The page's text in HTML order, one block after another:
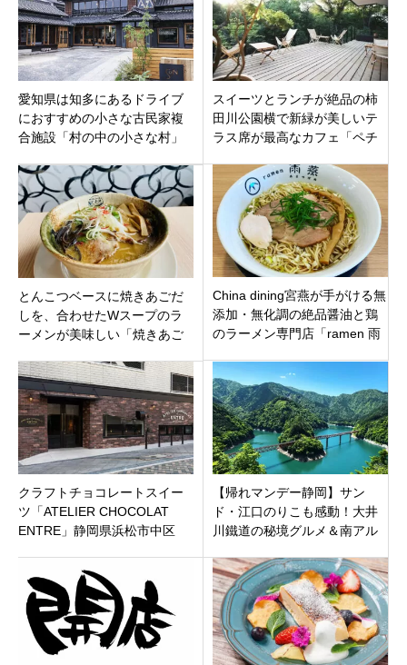
愛知県は知多にあるドライブ
におすすめの小さな古民家複
合施設「村の中の小さな村」
コーヒー」「かもぱん」
スイーツとランチが絶品の柿
田川公園横で新緑が美しいテ
ラス席が最高なカフェ「ペチ
とんこつベースに焼きあごだ
しを、合わせたWスープのラ
ーメンが美味しい「焼きあご
丹山
China dining宮燕が手がける無
添加・無化調の絶品醤油と鶏
のラーメン専門店「ramen 雨
クラフトチョコレートスイー
ツ「ATELIER CHOCOLAT
ENTRE」静岡県浜松市中区
【帰れマンデー静岡】サン
ド・江口のりこも感動！大井
川鐵道の秘境グルメ＆南アル
ットまとめ。